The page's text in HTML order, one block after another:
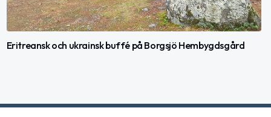
Eritreansk och ukrainsk buffé på Borgsjö Hembygdsgård